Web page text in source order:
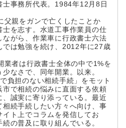
士事務所代表。1984年12月8日
父親をガンで亡くしたことか
士を志す。水道工事作業員の仕
ながら、作業車に行政書士六法
では勉強を続け、2012年に27歳
業者は行政書士全体の中で1%を
なさで、同年開業。以来。
で負担のない相続手続」をモット
市で相続の悩みに直面する依頼
、誠実に寄り添っている。最近
相続手続したい方々へ向け、事
イト上でコラムを発信してお
続の普及に取り組んでいる。